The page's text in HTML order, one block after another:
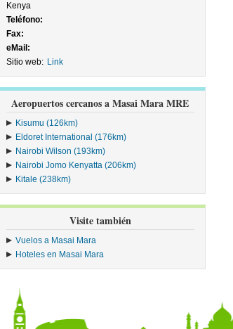
Kenya
Teléfono:
Fax:
eMail:
Sitio web: Link
Aeropuertos cercanos a Masai Mara MRE
Kisumu (126km)
Eldoret International (176km)
Nairobi Wilson (193km)
Nairobi Jomo Kenyatta (206km)
Kitale (238km)
Visite también
Vuelos a Masai Mara
Hoteles en Masai Mara